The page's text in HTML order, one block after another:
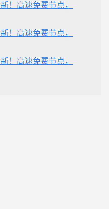
！高速免费节点，
！高速免费节点，
！高速免费节点，